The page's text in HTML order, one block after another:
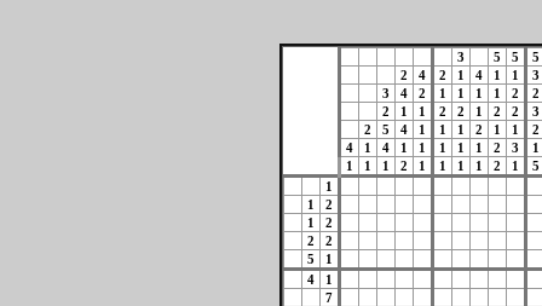
3 5 5
5
2
4 2 1 4 1 1
3
3
4 2 1 1 1 1 2
2
2
1 1 2 2 1 2 2
3
2
5 4 1 1 1 2 1 1
2
4
1 4 1 1 1 1 1 2 3
1
1
1 1 2 1 1 1 1 2 1
5
1
1
2
1
2
2
2
5
1
4
1
7